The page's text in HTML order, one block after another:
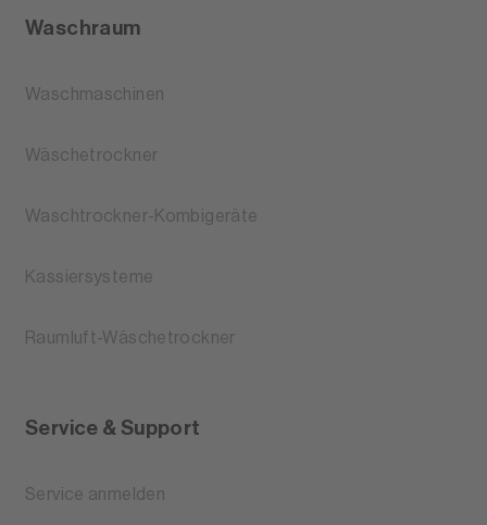
Waschraum
Waschmaschinen
Wäschetrockner
Waschtrockner-Kombigeräte
Kassiersysteme
Raumluft-Wäschetrockner
Service & Support
Service anmelden